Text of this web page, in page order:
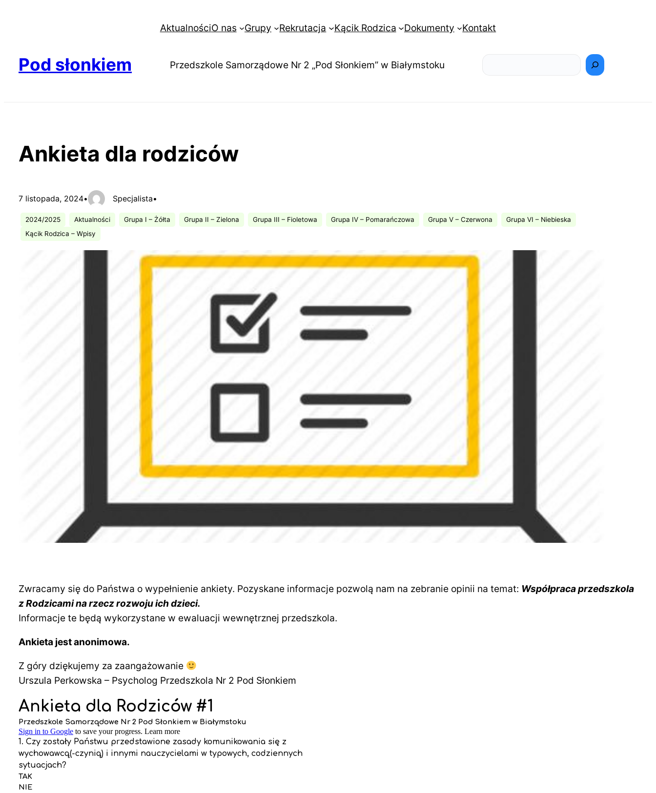
AktualnościO nas Grupy Rekrutacja Kącik Rodzica Dokumenty Kontakt
Pod słonkiem Przedszkole Samorządowe Nr 2 „Pod Słonkiem” w Białymstoku
Ankieta dla rodziców
7 listopada, 2024• Specjalista•
2024/2025 Aktualności Grupa I – Żółta Grupa II – Zielona Grupa III – Fioletowa Grupa IV – Pomarańczowa Grupa V – Czerwona
Grupa VI – Niebieska
Kącik Rodzica – Wpisy
Zwracamy się do Państwa o wypełnienie ankiety. Pozyskane informacje pozwolą nam na zebranie opinii na temat: Współpraca przedszkola
z Rodzicami na rzecz rozwoju ich dzieci.
Informacje te będą wykorzystane w ewaluacji wewnętrznej przedszkola.
Ankieta jest anonimowa.
Z góry dziękujemy za zaangażowanie
Urszula Perkowska – Psycholog Przedszkola Nr 2 Pod Słonkiem